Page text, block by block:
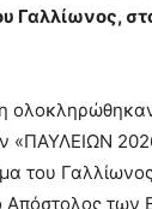
Γαλλίωνος,
«ΠΑΥΛΕΙΩΝ
του
Απόστολος